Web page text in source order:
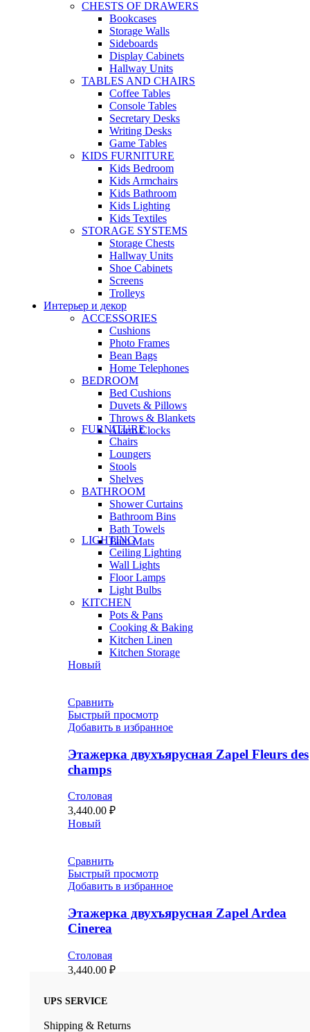
CHESTS OF DRAWERS
Bookcases
Storage Walls
Sideboards
Display Cabinets
Hallway Units
TABLES AND CHAIRS
Coffee Tables
Console Tables
Secretary Desks
Writing Desks
Game Tables
KIDS FURNITURE
Kids Bedroom
Kids Armchairs
Kids Bathroom
Kids Lighting
Kids Textiles
STORAGE SYSTEMS
Storage Chests
Hallway Units
Shoe Cabinets
Screens
Trolleys
Интерьер и декор
ACCESSORIES
Cushions
Photo Frames
Bean Bags
Home Telephones
BEDROOM
Bed Cushions
Duvets & Pillows
Throws & Blankets
Alarm Clocks
FURNITURE
Chairs
Loungers
Stools
Shelves
BATHROOM
Shower Curtains
Bathroom Bins
Bath Towels
Bath Mats
LIGHTING
Ceiling Lighting
Wall Lights
Floor Lamps
Light Bulbs
KITCHEN
Pots & Pans
Cooking & Baking
Kitchen Linen
Kitchen Storage
Новый
Сравнить
Быстрый просмотр
Добавить в избранное
Этажерка двухъярусная Zapel Fleurs des
champs
Столовая
3,440.00 ₽
Новый
Сравнить
Быстрый просмотр
Добавить в избранное
Этажерка двухъярусная Zapel Ardea
Cinerea
Столовая
3,440.00 ₽
UPS SERVICE
Shipping & Returns